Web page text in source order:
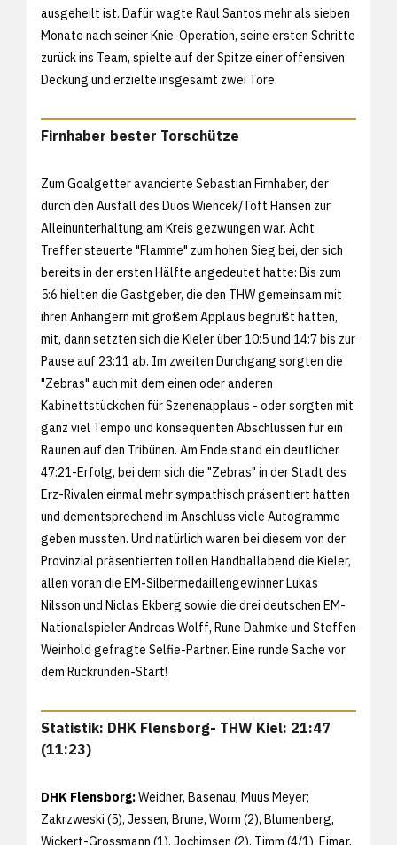
ausgeheilt ist. Dafür wagte Raul Santos mehr als sieben
Monate nach seiner Knie-Operation, seine ersten Schritte
zurück ins Team, spielte auf der Spitze einer offensiven
Deckung und erzielte insgesamt zwei Tore.
Firnhaber bester Torschütze
Zum Goalgetter avancierte Sebastian Firnhaber, der
durch den Ausfall des Duos Wiencek/Toft Hansen zur
Alleinunterhaltung am Kreis gezwungen war. Acht
Treffer steuerte "Flamme" zum hohen Sieg bei, der sich
bereits in der ersten Hälfte angedeutet hatte: Bis zum
5:6 hielten die Gastgeber, die den THW gemeinsam mit
ihren Anhängern mit großem Applaus begrüßt hatten,
mit, dann setzten sich die Kieler über 10:5 und 14:7 bis zur
Pause auf 23:11 ab. Im zweiten Durchgang sorgten die
"Zebras" auch mit dem einen oder anderen
Kabinettstückchen für Szenenapplaus - oder sorgten mit
ganz viel Tempo und konsequenten Abschlüssen für ein
Raunen auf den Tribünen. Am Ende stand ein deutlicher
47:21-Erfolg, bei dem sich die "Zebras" in der Stadt des
Erz-Rivalen einmal mehr sympathisch präsentiert hatten
und dementsprechend im Anschluss viele Autogramme
geben mussten. Und natürlich waren bei diesem von der
Provinzial präsentierten tollen Handballabend die Kieler,
allen voran die EM-Silbermedaillengewinner Lukas
Nilsson und Niclas Ekberg sowie die drei deutschen EM-
Nationalspieler Andreas Wolff, Rune Dahmke und Steffen
Weinhold gefragte Selfie-Partner. Eine runde Sache vor
dem Rückrunden-Start!
Statistik: DHK Flensborg- THW Kiel: 21:47
(11:23)
DHK Flensborg:Weidner, Basenau, Muus Meyer;
Zakrzweski (5), Jessen, Brune, Worm (2), Blumenberg,
Wickert-Grossmann (1), Jochimsen (2), Timm (4/1), Ejmar,